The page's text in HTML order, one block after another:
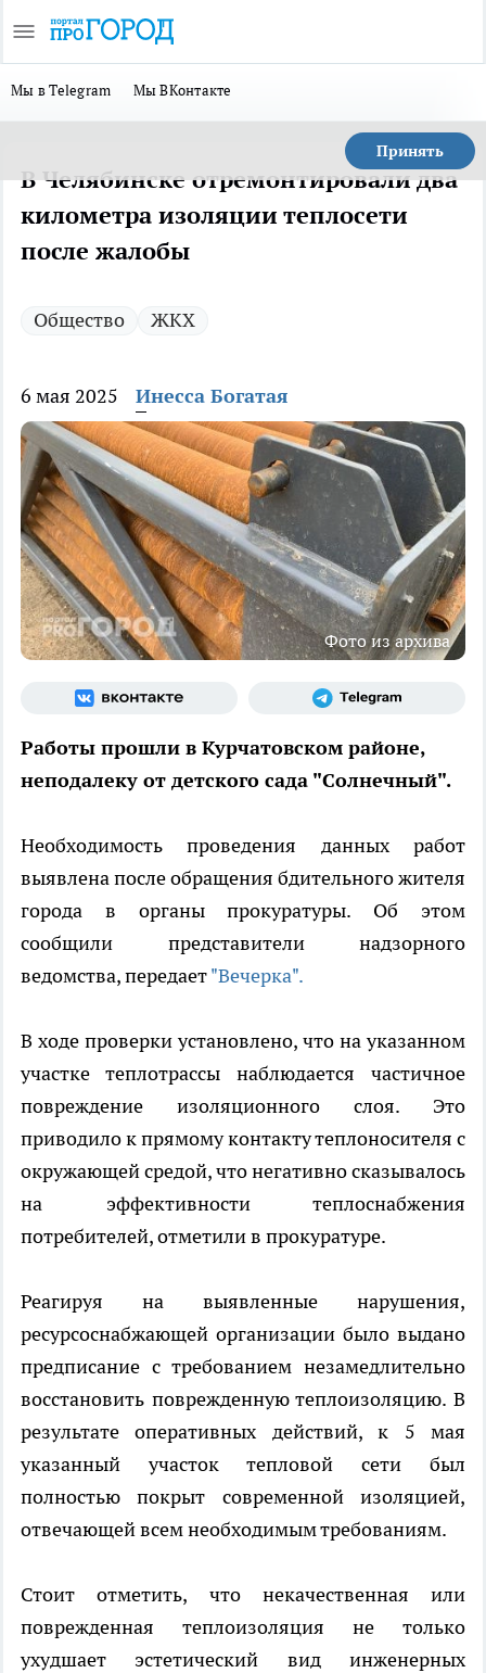
Мы в Telegram Мы ВКонтакте
Принять
В Челябинске отремонтировали два
километра изоляции теплосети
после жалобы
Общество ЖКХ
6 мая 2025 Инесса Богатая
Фото из архива
Работы прошли в Курчатовском районе,
неподалеку от детского сада "Солнечный".
Необходимость проведения данных работ
выявлена после обращения бдительного жителя
города в органы прокуратуры. Об этом
сообщили представители надзорного
ведомства, передает"Вечерка".
В ходе проверки установлено, что на указанном
участке теплотрассы наблюдается частичное
повреждение изоляционного слоя. Это
приводило к прямому контакту теплоносителя с
окружающей средой, что негативно сказывалось
на эффективности теплоснабжения
потребителей, отметили в прокуратуре.
Реагируя на выявленные нарушения,
ресурсоснабжающей организации было выдано
предписание с требованием незамедлительно
восстановить поврежденную теплоизоляцию. В
результате оперативных действий, к 5 мая
указанный участок тепловой сети был
полностью покрыт современной изоляцией,
отвечающей всем необходимым требованиям.
Стоит отметить, что некачественная или
поврежденная теплоизоляция не только
ухудшает эстетический вид инженерных